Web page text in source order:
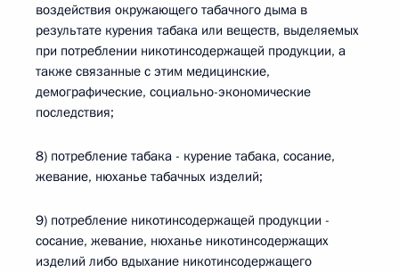
воздействия окружающего табачного дыма в
результате курения табака или веществ, выделяемых
при потреблении никотинсодержащей продукции, а
также связанные с этим медицинские,
демографические, социально-экономические
последствия;
8) потребление табака - курение табака, сосание,
жевание, нюханье табачных изделий;
9) потребление никотинсодержащей продукции -
сосание, жевание, нюханье никотинсодержащих
изделий либо вдыхание никотинсодержащего